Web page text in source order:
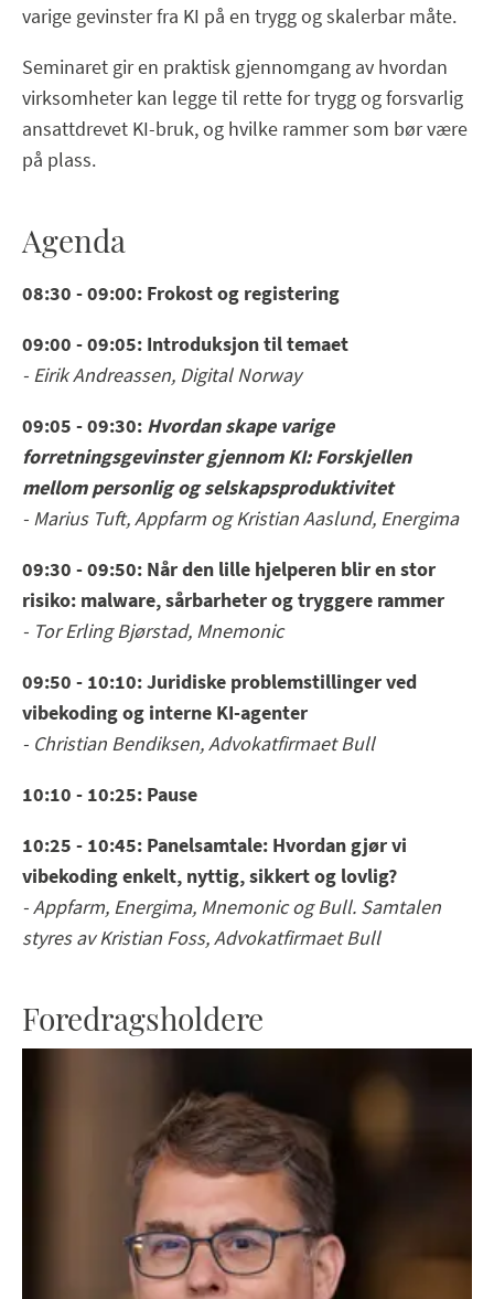
varige gevinster fra KI på en trygg og skalerbar måte.
Seminaret gir en praktisk gjennomgang av hvordan
virksomheter kan legge til rette for trygg og forsvarlig
ansattdrevet KI-bruk, og hvilke rammer som bør være
på plass.
Agenda
08:30 - 09:00: Frokost og registering
09:00 - 09:05: Introduksjon til temaet
- Eirik Andreassen, Digital Norway
09:05 - 09:30: Hvordan skape varige
forretningsgevinster gjennom KI: Forskjellen
mellom personlig og selskapsproduktivitet
- Marius Tuft, Appfarm og Kristian Aaslund, Energima
09:30 - 09:50: Når den lille hjelperen blir en stor
risiko: malware, sårbarheter og tryggere rammer
- Tor Erling Bjørstad, Mnemonic
09:50 - 10:10: Juridiske problemstillinger ved
vibekoding og interne KI-agenter
- Christian Bendiksen, Advokatfirmaet Bull
10:10 - 10:25: Pause
10:25 - 10:45: Panelsamtale: Hvordan gjør vi
vibekoding enkelt, nyttig, sikkert og lovlig?
- Appfarm, Energima, Mnemonic og Bull. Samtalen
styres av Kristian Foss, Advokatfirmaet Bull
Foredragsholdere